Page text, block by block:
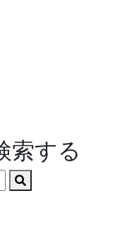
索する